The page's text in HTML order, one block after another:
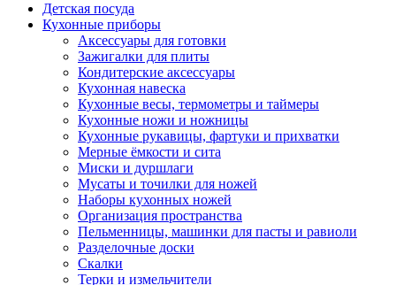
Детская посуда
Кухонные приборы
Аксессуары для готовки
Зажигалки для плиты
Кондитерские аксессуары
Кухонная навеска
Кухонные весы, термометры и таймеры
Кухонные ножи и ножницы
Кухонные рукавицы, фартуки и прихватки
Мерные ёмкости и сита
Миски и дуршлаги
Мусаты и точилки для ножей
Наборы кухонных ножей
Организация пространства
Пельменницы, машинки для пасты и равиоли
Разделочные доски
Скалки
Терки и измельчители